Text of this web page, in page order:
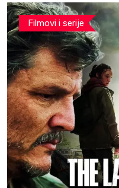
Filmovi i serije